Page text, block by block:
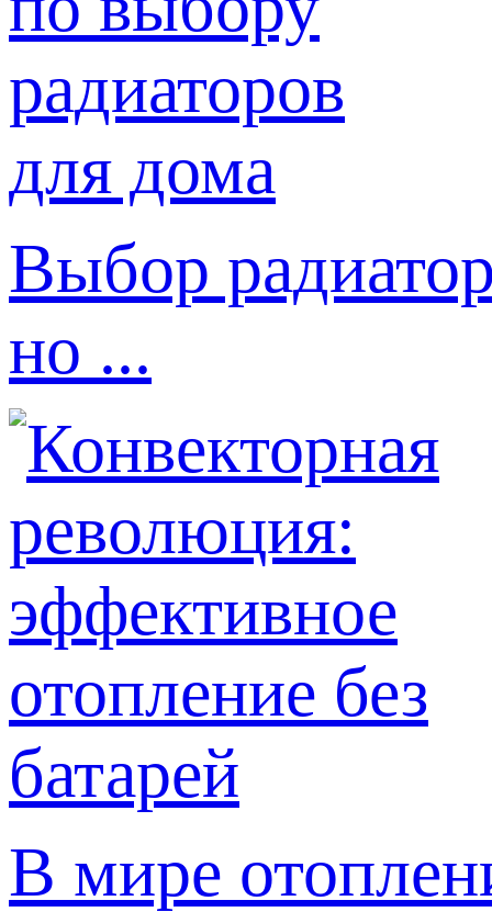
Выбор
но ...
В мире